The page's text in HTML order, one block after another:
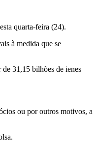
quarta-feira (24).
à medida que se
31,15 bilhões de ienes
ou por outros motivos, a